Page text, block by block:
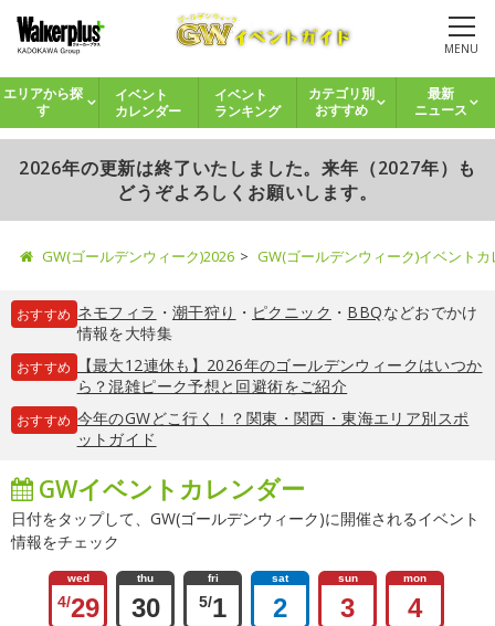
MENU
エリアから探
す
イベント
カレンダー
イベント
ランキング
カテゴリ別
おすすめ
最新
ニュース
2026年の更新は終了いたしました。来年（2027年）も
どうぞよろしくお願いします。
GW(ゴールデンウィーク)2026 GW(ゴールデンウィーク)イベント
おすすめ ネモフィラ ・ 潮干狩り ・ ピクニック ・ BBQなどおでかけ
情報を大特集
おすすめ
【最大12連休も】2026年のゴールデンウィークはいつか
ら？混雑ピーク予想と回避術をご紹介
おすすめ 今年のGWどこ行く！？関東・関西・東海エリア別スポ
ットガイド
GWイベントカレンダー
日付をタップして、GW(ゴールデンウィーク)に開催されるイベント
情報をチェック
wed
4/29
thu
30
fri
5/1
sat
2
sun
3
mon
4